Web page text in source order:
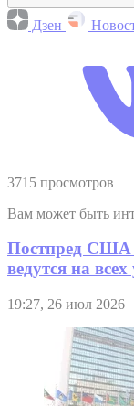
Дзен
3715 просмотров
Вам может быть
Постпред США
ведутся на
19:27, 26 июл 2026